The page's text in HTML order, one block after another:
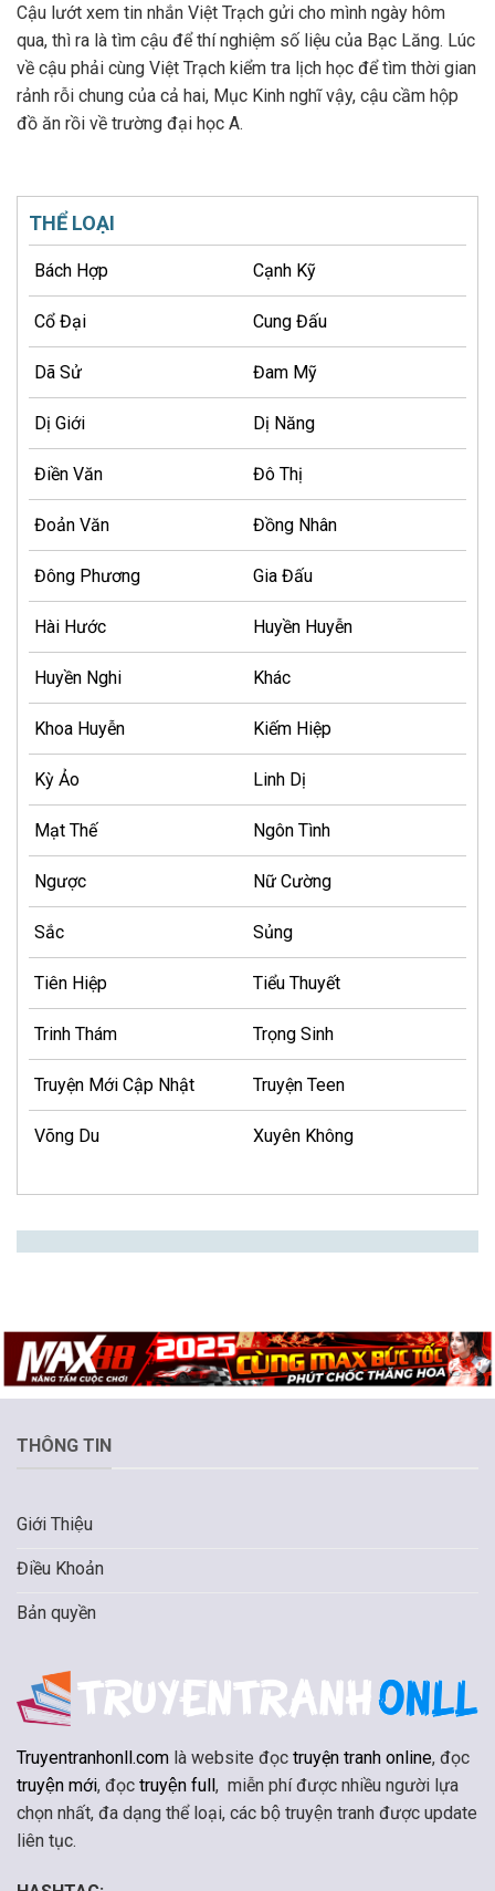
Cậu lướt xem tin nhắn Việt Trạch gửi cho mình ngày hôm
qua, thì ra là tìm cậu để thí nghiệm số liệu của Bạc Lăng. Lúc
về cậu phải cùng Việt Trạch kiểm tra lịch học để tìm thời gian
rảnh rỗi chung của cả hai, Mục Kinh nghĩ vậy, cậu cầm hộp
đồ ăn rồi về trường đại học A.
THỂ LOẠI
Bách Hợp Cạnh Kỹ
Cổ Đại Cung Đấu
Dã Sử Đam Mỹ
Dị Giới Dị Năng
Điền Văn Đô Thị
Đoản Văn Đồng Nhân
Đông Phương Gia Đấu
Hài Hước Huyền Huyễn
Huyền Nghi Khác
Khoa Huyễn Kiếm Hiệp
Kỳ Ảo Linh Dị
Mạt Thế Ngôn Tình
Ngược Nữ Cường
Sắc Sủng
Tiên Hiệp Tiểu Thuyết
Trinh Thám Trọng Sinh
Truyện Mới Cập Nhật Truyện Teen
Võng Du Xuyên Không
THÔNG TIN
Giới Thiệu
Điều Khoản
Bản quyền
Truyentranhonll.com là website đọc truyện tranh online, đọc
truyện mới, đọc truyện full , miễn phí được nhiều người lựa
chọn nhất, đa dạng thể loại, các bộ truyện tranh được update
liên tục.